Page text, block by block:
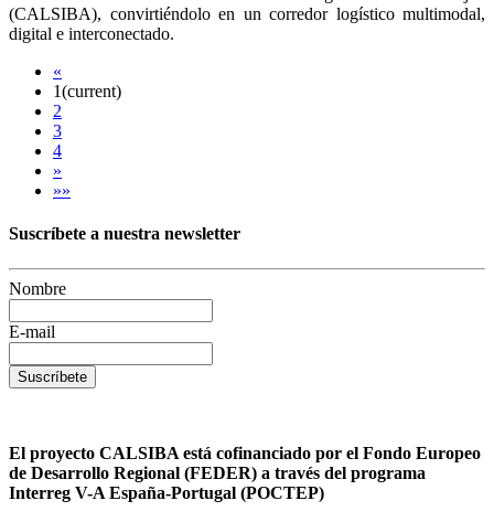
(CALSIBA), convirtiéndolo en un corredor logístico multimodal,
digital e interconectado.
«
1(current)
2
3
4
»
»»
Suscríbete a nuestra newsletter
Nombre
E-mail
Suscríbete
El proyecto CALSIBA está cofinanciado por el Fondo Europeo
de Desarrollo Regional (FEDER) a través del programa
Interreg V-A España-Portugal (POCTEP)